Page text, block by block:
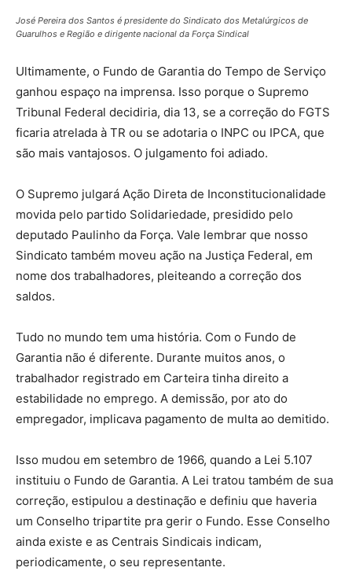
José Pereira dos Santos é presidente do Sindicato dos Metalúrgicos de
Guarulhos e Região e dirigente nacional da Força Sindical
Ultimamente, o Fundo de Garantia do Tempo de Serviço
ganhou espaço na imprensa. Isso porque o Supremo
Tribunal Federal decidiria, dia 13, se a correção do FGTS
ficaria atrelada à TR ou se adotaria o INPC ou IPCA, que
são mais vantajosos. O julgamento foi adiado.
O Supremo julgará Ação Direta de Inconstitucionalidade
movida pelo partido Solidariedade, presidido pelo
deputado Paulinho da Força. Vale lembrar que nosso
Sindicato também moveu ação na Justiça Federal, em
nome dos trabalhadores, pleiteando a correção dos
saldos.
Tudo no mundo tem uma história. Com o Fundo de
Garantia não é diferente. Durante muitos anos, o
trabalhador registrado em Carteira tinha direito a
estabilidade no emprego. A demissão, por ato do
empregador, implicava pagamento de multa ao demitido.
Isso mudou em setembro de 1966, quando a Lei 5.107
instituiu o Fundo de Garantia. A Lei tratou também de sua
correção, estipulou a destinação e definiu que haveria
um Conselho tripartite pra gerir o Fundo. Esse Conselho
ainda existe e as Centrais Sindicais indicam,
periodicamente, o seu representante.